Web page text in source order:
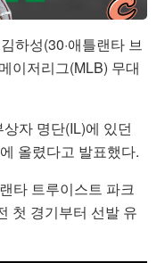
하성(30·애틀랜타 브
이저리그(MLB) 무대
자 명단(IL)에 있던
올렸다고 발표했다.
타 트루이스트 파크
첫 경기부터 선발 유